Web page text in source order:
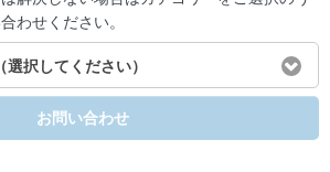
わせください。
（選択してください）
お問い合わせ